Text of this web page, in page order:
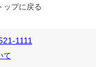
ップに戻る
1111
て